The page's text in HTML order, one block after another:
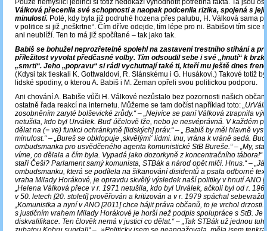
Válková přecenila své schopnosti a naopak podcenila rizika, spojená s její
minulostí. Poté, kdy byla již podruhé hozena přes palubu, H. Válková sama
v politice si již „neškrtne“. Čím dříve odejde, tím lépe pro ni. Babišovi tím sice
ani neublíží. Ten to má již spočítané ‒ tak jako tak.
Babiš se bohužel neprozřetelně spolehl na zastavení trestního stíhání a
příležitost vyvolat předčasné volby. Tím odsoudil sebe i své „hnutí“ k
„smrti“. Jeho „popravu“ si rádi vychutnají také ti, kteří mu ještě dnes
(Kdysi tak tleskali K. Gottwaldovi, R. Slánskému i G. Husákovi.) Takové totiž
lidské spodiny, o kterou A. Babiš i M. Zeman opřeli svou politickou podporu.
Ani chování A. Babiše vůči H. Válkové nezůstalo bez pozornosti našich
ostatně řada reakcí na internetu. Můžeme se tam dočíst například toto:
zosobněním zaryté bolševické zrůdy.“ – „Nejvíce se paní Válková ztrapnila
netušila, kdo byl Urválek. Buď účelově lže, nebo je nesvéprávná. V každém
dělat na (= ve) funkci ochránkyně [lidských] práv.“ – „ Babiš by měl hlavně
minulost.“ – „Bureš se obklopuje ‚skvělými‘ lidmi. Inu, vrána k vráně sedá.
ombudsmanka pro usvědčeného agenta komunistické StB Bureše.“ – „My,
víme, co dělala a čím byla. Vypadá jako dozorkyně z koncentračního tábora!“
staří Češi? Parlament samý komunista, STBák a národ opět mlčí. Hnus.“ – „Já
ombudsmanku, která se podílela na šikanování disidentů a psala odborné
vraha Milady Horákové, je opravdu skvělý výsledek naší politiky v hnutí ANO
„Helena Válková přece v r. 1971 netušila, kdo byl Urválek, ačkoli byl od r.
v 50. letech [20. století] prověřován a kritizován a v r. 1979 spáchal
„Komunistka a nyní v ANO [2011] chce hájit práva občanů, to je vrchol
s justičním vrahem Milady Horákové je horší než podpis spolupráce s StB. Je
diskvalifikace. Ten člověk nemá v justici co dělat.“ – „Tak STBák už jednou